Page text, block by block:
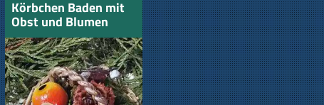
Körbchen Baden mit
Obst und Blumen